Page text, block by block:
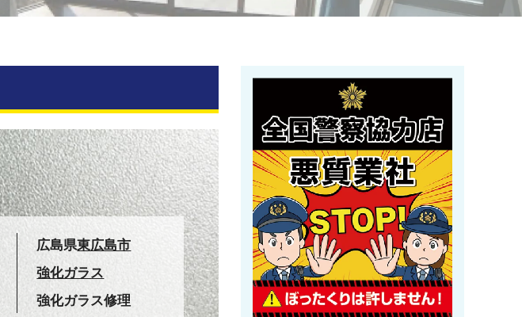
広島県東広島市
強化ガラス
強化ガラス修理